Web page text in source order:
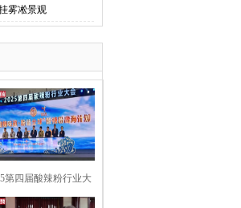
雾凇景观
第四届酸辣粉行业大